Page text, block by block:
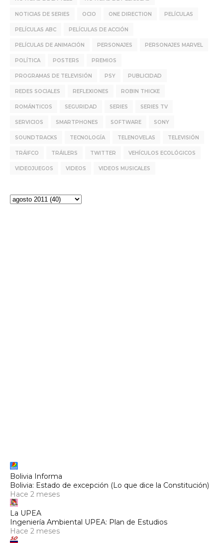
NOTICIAS DE SERIES OCIO ONE DIRECTION PELÍCULAS
PELÍCULAS ABC PELÍCULAS DE ACCIÓN
PELÍCULAS DE ANIMACIÓN PERSONAJES PERSONAJES MARVEL
POLÍTICA POSTERS PREMIOS
PROGRAMAS DE TELEVISIÓN PSY PUBLICIDAD
REDES SOCIALES REFLEXIONES ROBIN THICKE
ROMÁNTICOS SEGURIDAD SERIES SERIES TV
SERVICIOS SMARTPHONES SOFTWARE SONY
SOUNDTRACKS TECNOLOGÍA TELENOVELAS TELEVISIÓN
TRÁIFCO TRÁILERS TWITTER VEHÍCULOS ECOLÓGICOS
VIDEOJUEGOS VIDEOS VIDEOS MUSICALES
Bolivia Informa
Bolivia: Estado de excepción (Lo que dice la Constitución)
Hace 2 meses
La UPEA
Ingeniería Ambiental UPEA: Plan de Estudios
Hace 2 meses